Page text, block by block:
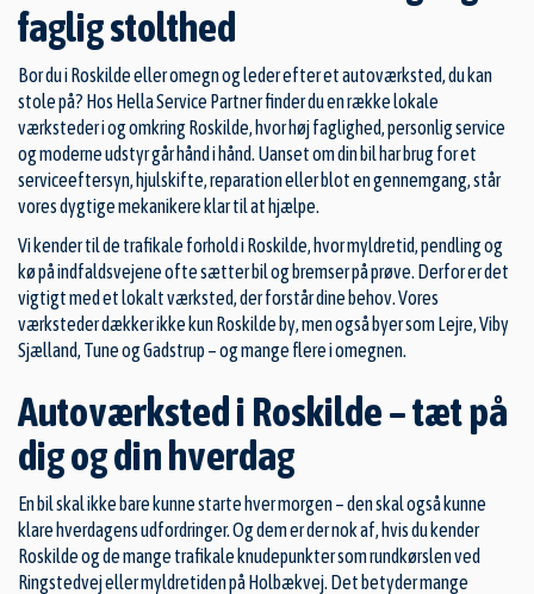
faglig stolthed
Bor du i Roskilde eller omegn og leder efter et autoværksted, du kan
stole på? Hos Hella Service Partner finder du en række lokale
værksteder i og omkring Roskilde, hvor høj faglighed, personlig service
og moderne udstyr går hånd i hånd. Uanset om din bil har brug for et
serviceeftersyn, hjulskifte, reparation eller blot en gennemgang, står
vores dygtige mekanikere klar til at hjælpe.
Vi kender til de trafikale forhold i Roskilde, hvor myldretid, pendling og
kø på indfaldsvejene ofte sætter bil og bremser på prøve. Derfor er det
vigtigt med et lokalt værksted, der forstår dine behov. Vores
værksteder dækker ikke kun Roskilde by, men også byer som Lejre, Viby
Sjælland, Tune og Gadstrup – og mange flere i omegnen.
Autoværksted i Roskilde – tæt på
dig og din hverdag
En bil skal ikke bare kunne starte hver morgen – den skal også kunne
klare hverdagens udfordringer. Og dem er der nok af, hvis du kender
Roskilde og de mange trafikale knudepunkter som rundkørslen ved
Ringstedvej eller myldretiden på Holbækvej. Det betyder mange